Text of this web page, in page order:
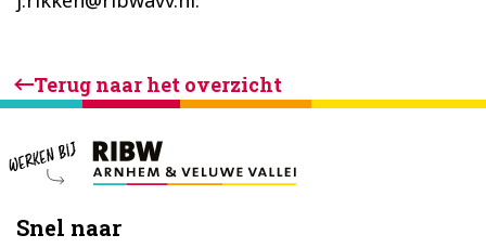
Terug naar het overzicht
Snel naar